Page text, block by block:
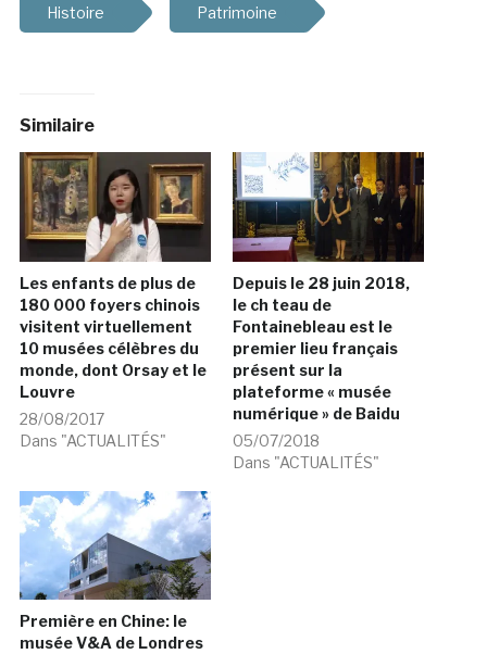
Histoire Patrimoine
Similaire
Les enfants de plus de
180 000 foyers chinois
visitent virtuellement
10 musées célèbres du
monde, dont Orsay et le
Louvre
28/08/2017
Dans "ACTUALITÉS"
Depuis le 28 juin 2018,
le ch teau de
Fontainebleau est le
premier lieu français
présent sur la
plateforme « musée
numérique » de Baidu
05/07/2018
Dans "ACTUALITÉS"
Première en Chine: le
musée V&A de Londres